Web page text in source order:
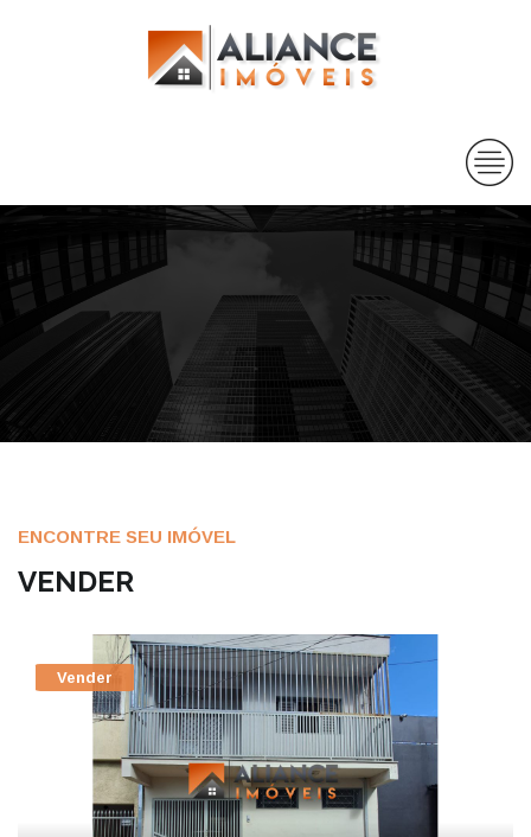
ENCONTRE SEU IMÓVEL
VENDER
Vender